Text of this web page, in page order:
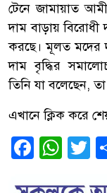
টেনে জামায়াত
দাম বাড়ায় বিরোধী
করছে। মূলত মদের
দাম বৃদ্ধির
তিনি যা বলেছেন,
এখানে ক্লিক করে